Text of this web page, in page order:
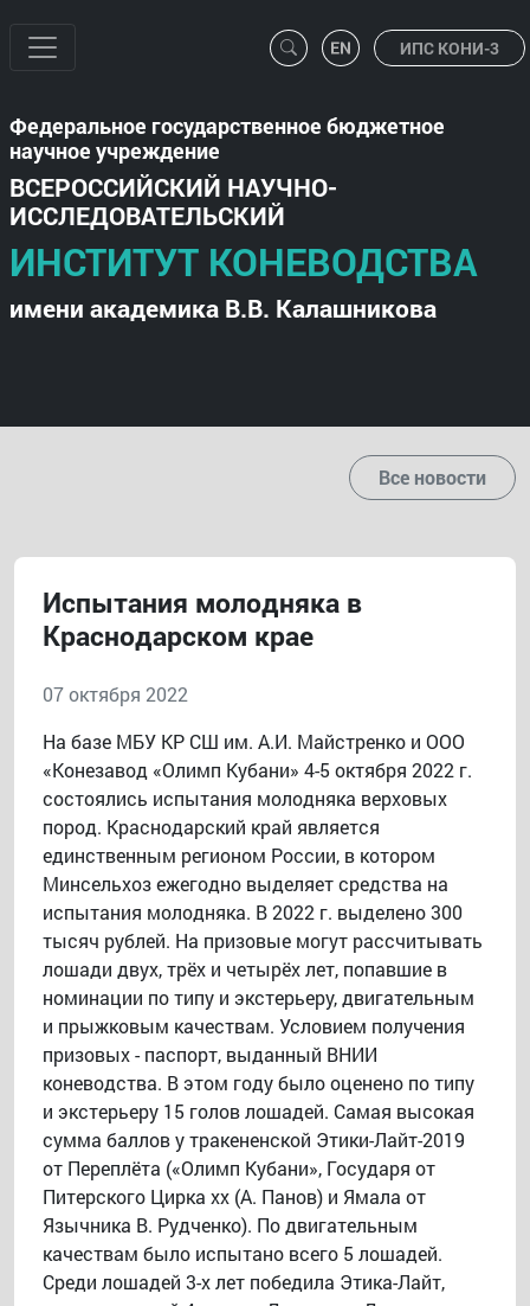
ИПС КОНИ-3
Федеральное государственное бюджетное
научное учреждение
ВСЕРОССИЙСКИЙ НАУЧНО-
ИССЛЕДОВАТЕЛЬСКИЙ
ИНСТИТУТ КОНЕВОДСТВА
имени академика В.В. Калашникова
Все новости
Испытания молодняка в
Краснодарском крае
07 октября 2022
На базе МБУ КР СШ им. А.И. Майстренко и ООО
«Конезавод «Олимп Кубани» 4-5 октября 2022 г.
состоялись испытания молодняка верховых
пород. Краснодарский край является
единственным регионом России, в котором
Минсельхоз ежегодно выделяет средства на
испытания молодняка. В 2022 г. выделено 300
тысяч рублей. На призовые могут рассчитывать
лошади двух, трёх и четырёх лет, попавшие в
номинации по типу и экстерьеру, двигательным
и прыжковым качествам. Условием получения
призовых - паспорт, выданный ВНИИ
коневодства. В этом году было оценено по типу
и экстерьеру 15 голов лошадей. Самая высокая
сумма баллов у тракененской Этики-Лайт-2019
от Переплёта («Олимп Кубани», Государя от
Питерского Цирка хх (А. Панов) и Ямала от
Язычника В. Рудченко). По двигательным
качествам было испытано всего 5 лошадей.
Среди лошадей 3-х лет победила Этика-Лайт,